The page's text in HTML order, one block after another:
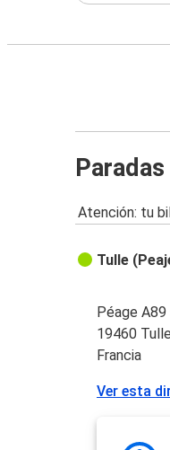
Atención: tu
Tulle
Péage
19460 Tulle
Francia
Ver esta